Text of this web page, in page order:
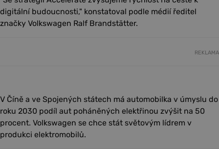
digitální budoucnosti," konstatoval podle médií ředitel
značky Volkswagen Ralf Brandstätter.
REKLAMA
V Číně a ve Spojených státech má automobilka v úmyslu do
roku 2030 podíl aut poháněných elektřinou zvýšit na 50
procent. Volkswagen se chce stát světovým lídrem v
produkci elektromobilů.